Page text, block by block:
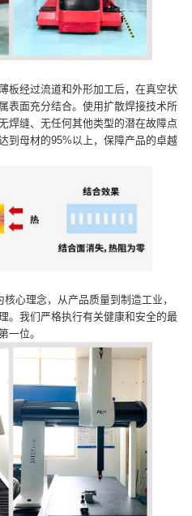
板经过流道和外形加工后，在真空状
表面充分结合。使用扩散焊接技术所
焊缝、无任何其他类型的潜在故障点
到母材的95%以上，保障产品的卓越
心理念，从产品质量到制造工业，
。我们严格执行有关健康和安全的最
一位。